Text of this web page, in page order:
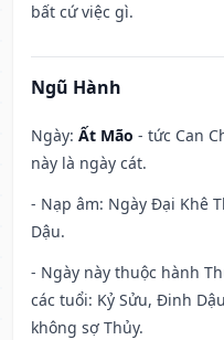
bất cứ việc gì.
Ngũ Hành
Ngày: Ất Mão - tức Can
này là ngày cát.
- Nạp âm: Ngày Đại Khê
Dậu.
- Ngày này thuộc hành
các tuổi: Kỷ Sửu, Đinh
không sợ Thủy.